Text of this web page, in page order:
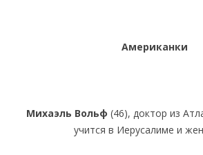
Американки
Михаэль Вольф (46), доктор из
учится в Иерусалиме и